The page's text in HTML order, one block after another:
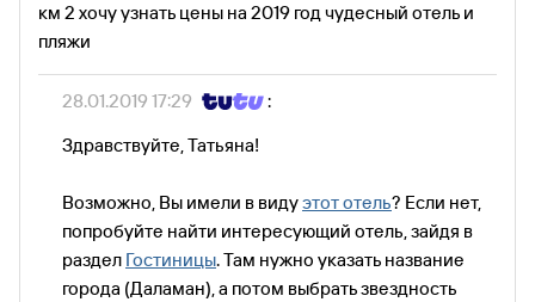
км 2 хочу узнать цены на 2019 год чудесный отель и
пляжи
28.01.2019 17:29
:
Здравствуйте, Татьяна!
Возможно, Вы имели в видуэтот отель? Если нет,
попробуйте найти интересующий отель, зайдя в
раздел Гостиницы. Там нужно указать название
города (Даламан), а потом выбрать звездность